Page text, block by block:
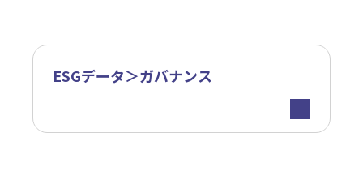
ESGデータ＞ガバナンス